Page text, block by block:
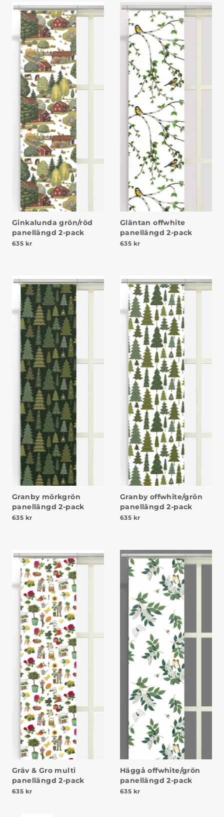
Ginkalunda grön/röd
panellängd 2-pack
635 kr
Gläntan offwhite
panellängd 2-pack
635 kr
Granby mörkgrön
panellängd 2-pack
635 kr
Granby offwhite/grön
panellängd 2-pack
635 kr
Gräv & Gro multi
panellängd 2-pack
635 kr
Häggå offwhite/grön
panellängd 2-pack
635 kr